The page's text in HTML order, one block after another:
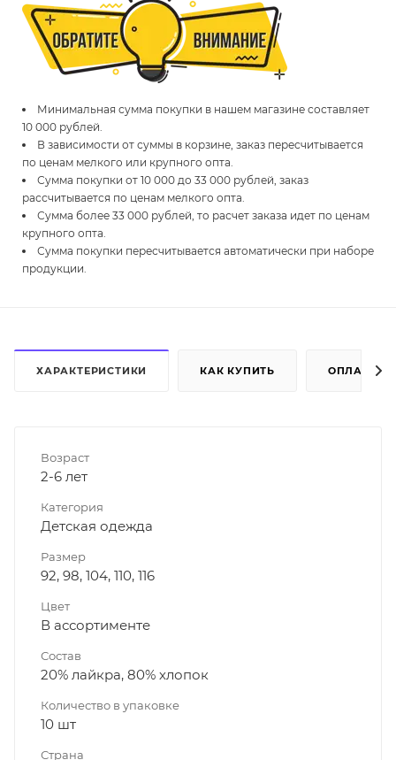
Минимальная сумма покупки в нашем магазине составляет
10 000 рублей.
В зависимости от суммы в корзине, заказ пересчитывается
по ценам мелкого или крупного опта.
Сумма покупки от 10 000 до 33 000 рублей, заказ
рассчитывается по ценам мелкого опта.
Сумма более 33 000 рублей, то расчет заказа идет по ценам
крупного опта.
Сумма покупки пересчитывается автоматически при наборе
продукции.
ХАРАКТЕРИСТИКИ КАК КУПИТЬ ОПЛАТА
Возраст
2-6 лет
Категория
Детская одежда
Размер
92, 98, 104, 110, 116
Цвет
В ассортименте
Состав
20% лайкра, 80% хлопок
Количество в упаковке
10 шт
Страна